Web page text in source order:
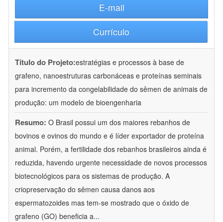
E-mail
Currículo
Título do Projeto:estratégias e processos à base de
grafeno, nanoestruturas carbonáceas e proteínas seminais
para incremento da congelabilidade do sêmen de animais de
produção: um modelo de bioengenharia
Resumo: O Brasil possui um dos maiores rebanhos de
bovinos e ovinos do mundo e é líder exportador de proteína
animal. Porém, a fertilidade dos rebanhos brasileiros ainda é
reduzida, havendo urgente necessidade de novos processos
biotecnológicos para os sistemas de produção. A
criopreservação do sêmen causa danos aos
espermatozoides mas tem-se mostrado que o óxido de
grafeno (GO) beneficia a...